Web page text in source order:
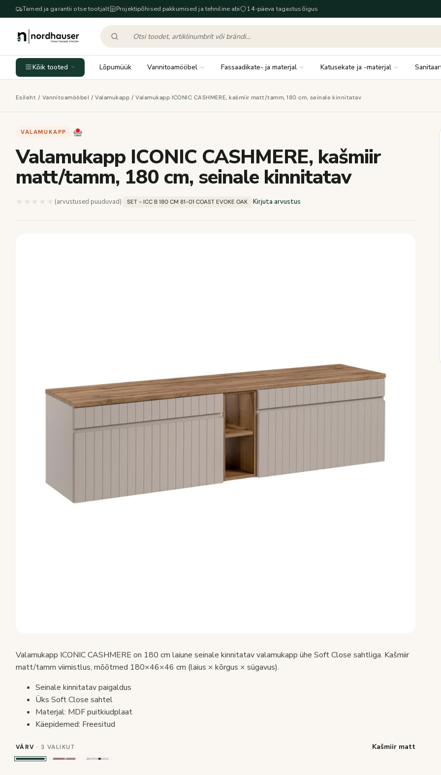
Tarned ja garantii otse tootjalt Projektipõhised pakkumised ja tehniline abi 14-päeva tagastusõigus
Kõik tooted Lõpumüük Vannitoamööbel Fassaadikate- ja materjal Katusekate ja -materjal
Esileht / Vannitoamööbel /Valamukapp / Valamukapp ICONIC CASHMERE, kašmiir matt/tamm, 180 cm, seinale kinnitatav
VALAMUKAPP ·
Valamukapp ICONIC CASHMERE, kašmiir
matt/tamm, 180 cm, seinale kinnitatav
★★★★★ ★★★★★
(arvustused puuduvad)· SET - ICC B 180 CM 81-01 COAST EVOKE OAK ·Kirjuta arvustus
Valamukapp ICONIC CASHMERE on 180 cm laiune seinale kinnitatav valamukapp ühe Soft Close sahtliga. Kašmiir
matt/tamm viimistlus, mõõtmed 180×46×46 cm (laius × kõrgus × sügavus).
Seinale kinnitatav paigaldus
Üks Soft Close sahtel
Materjal: MDF puitkiudplaat
Käepidemed: Freesitud
VÄRV · 3 VALIKUT Kašmiir matt